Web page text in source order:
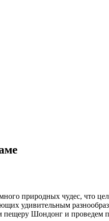
природных чудес, что
удивительным
пещеру Шондонг и проведем